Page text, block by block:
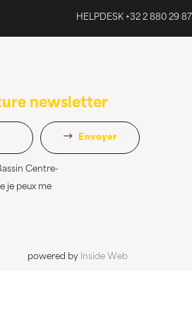
HELPDESK +32 2 880 29 87
newsletter
Envoyer
Centre-
je peux me
powered by Inside Web